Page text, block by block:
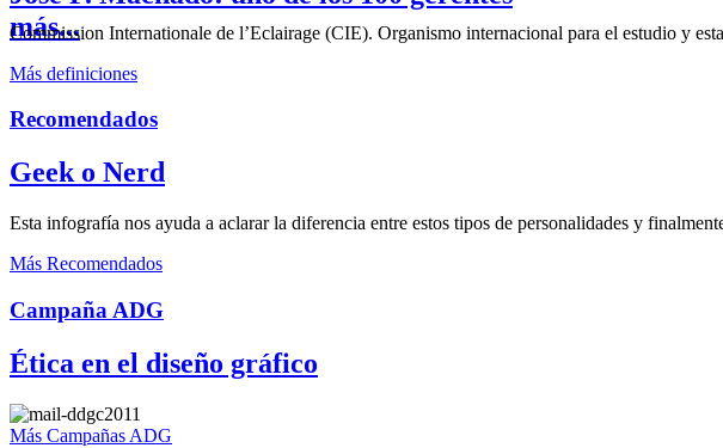
más...
Commission Internationale de l’Eclairage (CIE). Organismo internacional para el estudio y
Más definiciones
Recomendados
Geek o Nerd
Esta infografía nos ayuda a aclarar la diferencia entre estos tipos de personalidades y
Más Recomendados
Campaña ADG
Ética en el diseño gráfico
Más Campañas ADG